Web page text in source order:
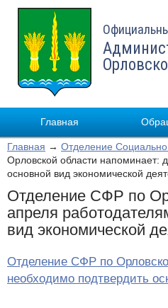
Главная
Главная → Отделение
Орловской области напоминает:
основной вид экономической
Отделение СФР по
апреля
вид экономической
Отделение СФР по
необходимо подтвердить